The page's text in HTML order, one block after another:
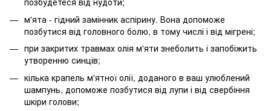
м'ята - гідний замінник аспірину. Вона допоможе
позбутися від головного болю, в тому числі і від мігрені;
при закритих травмах олія м'яти знеболить і запобіжить
утворенню синців;
кілька крапель м'ятної олії, доданого в ваш улюблений
шампунь, допоможе позбутися від лупи і від свербіння
шкіри голови;